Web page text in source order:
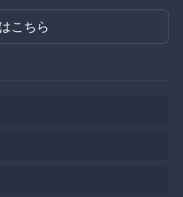
こちら